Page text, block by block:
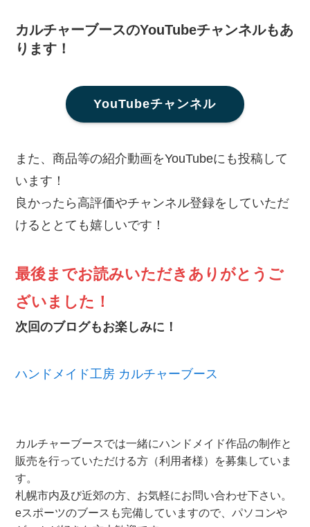
カルチャーブースのYouTubeチャンネルもあ
ります！
YouTubeチャンネル
また、商品等の紹介動画をYouTubeにも投稿して
います！
良かったら高評価やチャンネル登録をしていただ
けるととても嬉しいです！
最後までお読みいただきありがとうご
ざいました！
次回のブログもお楽しみに！
ハンドメイド工房 カルチャーブース
カルチャーブースでは一緒にハンドメイド作品の制作と
販売を行っていただける方（利用者様）を募集していま
す。
札幌市内及び近郊の方、お気軽にお問い合わせ下さい。
eスポーツのブースも完備していますので、パソコンや